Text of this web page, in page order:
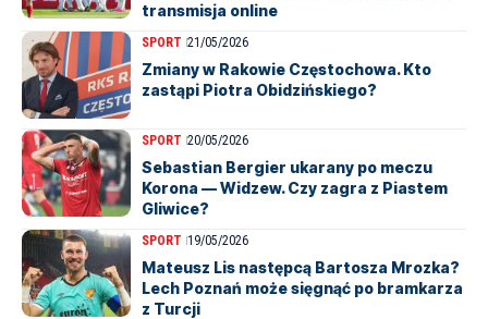
transmisja online
SPORT 21/05/2026
Zmiany w Rakowie Częstochowa. Kto
zastąpi Piotra Obidzińskiego?
SPORT 20/05/2026
Sebastian Bergier ukarany po meczu
Korona — Widzew. Czy zagra z Piastem
Gliwice?
SPORT 19/05/2026
Mateusz Lis następcą Bartosza Mrozka?
Lech Poznań może sięgnąć po bramkarza
z Turcji